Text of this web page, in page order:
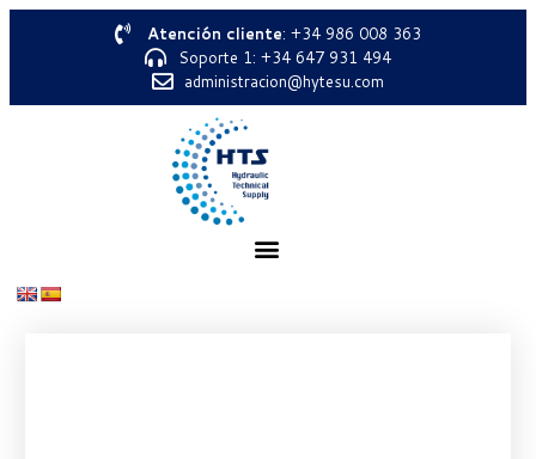
Atención cliente: +34 986 008 363
Soporte 1: +34 647 931 494
administracion@hytesu.com